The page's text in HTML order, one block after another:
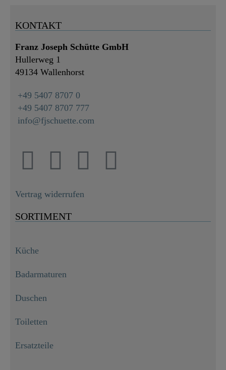
KONTAKT
Franz Joseph Schütte GmbH
Hullerweg 1
49134 Wallenhorst
+49 5407 8707 0
+49 5407 8707 777
info@fjschuette.com
Vertrag widerrufen
SORTIMENT
Küche
Badarmaturen
Duschen
Toiletten
Ersatzteile